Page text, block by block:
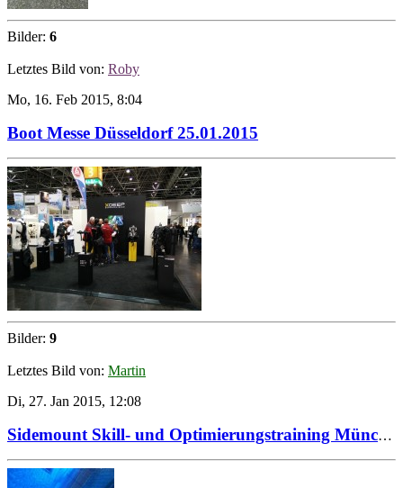
Bilder: 6
Letztes Bild von: Roby
Mo, 16. Feb 2015, 8:04
Boot Messe Düsseldorf 25.01.2015
Bilder: 9
Letztes Bild von: Martin
Di, 27. Jan 2015, 12:08
Sidemount Skill- und Optimierungstraining München, November 2014